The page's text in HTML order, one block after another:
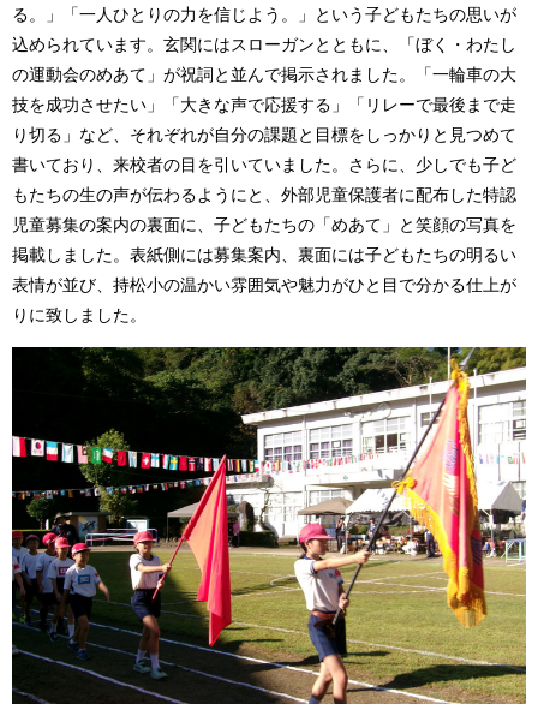
る。」「一人ひとりの力を信じよう。」という子どもたちの思いが
込められています。玄関にはスローガンとともに、「ぼく・わたし
の運動会のめあて」が祝詞と並んで掲示されました。「一輪車の大
技を成功させたい」「大きな声で応援する」「リレーで最後まで走
り切る」など、それぞれが自分の課題と目標をしっかりと見つめて
書いており、来校者の目を引いていました。さらに、少しでも子ど
もたちの生の声が伝わるようにと、外部児童保護者に配布した特認
児童募集の案内の裏面に、子どもたちの「めあて」と笑顔の写真を
掲載しました。表紙側には募集案内、裏面には子どもたちの明るい
表情が並び、持松小の温かい雰囲気や魅力がひと目で分かる仕上が
りに致しました。